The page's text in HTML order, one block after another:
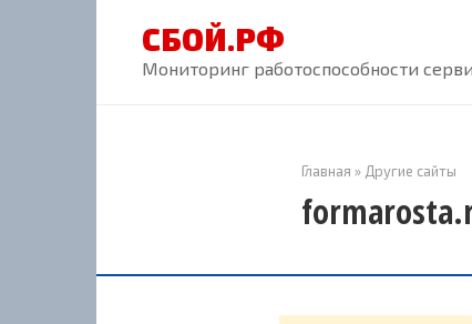
СБОЙ.РФ
Мониторинг работоспособности
Главная » Другие сайты